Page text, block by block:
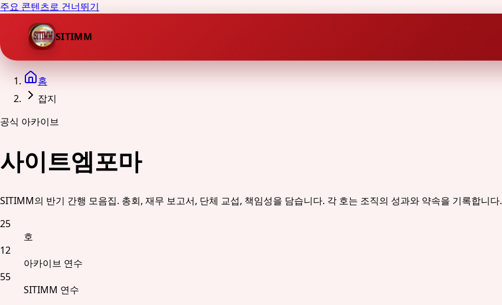
주요 콘텐츠로 건너뛰기
SITIMM
홈
잡지
공식 아카이브
사이트엠포마
SITIMM의 반기 간행 모음집. 총회, 재무 보고서, 단체 교섭, 책임성을 담습니다. 각 호는 조직의 성과와 약속을 기록합니다.
25
호
12
아카이브 연수
55
SITIMM 연수